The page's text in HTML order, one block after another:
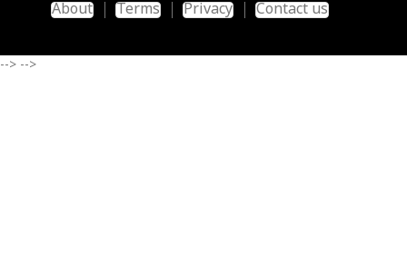
About
Terms Privacy Contact us
--> -->